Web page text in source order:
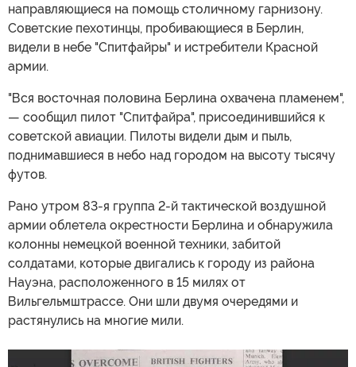
направляющиеся на помощь столичному гарнизону.
Советские пехотинцы, пробивающиеся в Берлин,
видели в небе "Спитфайры" и истребители Красной
армии.
"Вся восточная половина Берлина охвачена пламенем",
— сообщил пилот "Спитфайра", присоединившийся к
советской авиации. Пилоты видели дым и пыль,
поднимавшиеся в небо над городом на высоту тысячу
футов.
Рано утром 83-я группа 2-й тактической воздушной
армии облетела окрестности Берлина и обнаружила
колонны немецкой военной техники, забитой
солдатами, которые двигались к городу из района
Науэна, расположенного в 15 милях от
Вильгельмштрассе. Они шли двумя очередями и
растянулись на многие мили.